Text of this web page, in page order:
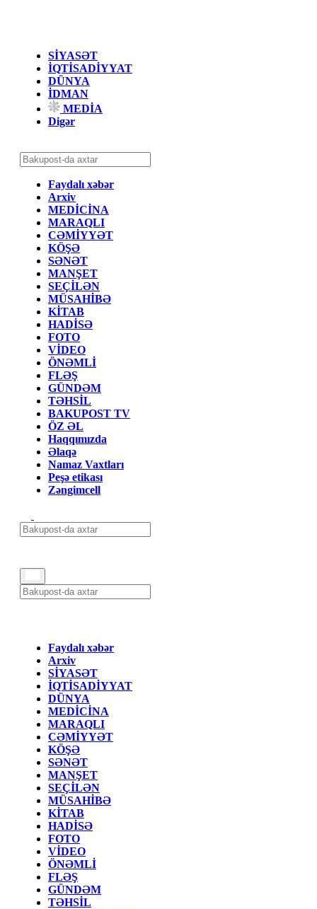
SİYASƏT
İQTİSADİYYAT
DÜNYA
İDMAN
MEDİA
Digər
Faydalı xəbər
Arxiv
MEDİCİNA
MARAQLI
CƏMİYYƏT
KÖŞƏ
SƏNƏT
MANŞET
SEÇİLƏN
MÜSAHİBƏ
KİTAB
HADİSƏ
FOTO
VİDEO
ÖNƏMLİ
FLƏŞ
GÜNDƏM
TƏHSİL
BAKUPOST TV
ÖZ ƏL
Haqqımızda
Əlaqə
Namaz Vaxtları
Peşə etikası
Zəngimcell
Faydalı xəbər
Arxiv
SİYASƏT
İQTİSADİYYAT
DÜNYA
MEDİCİNA
MARAQLI
CƏMİYYƏT
KÖŞƏ
SƏNƏT
MANŞET
SEÇİLƏN
MÜSAHİBƏ
KİTAB
HADİSƏ
FOTO
VİDEO
ÖNƏMLİ
FLƏŞ
GÜNDƏM
TƏHSİL